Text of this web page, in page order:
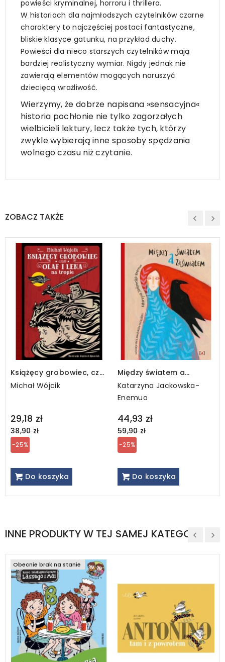
powieści kryminalnej, horroru i thrillera.
W historiach dla najmłodszych czytelników czarne
charaktery to najczęściej postaci fantastyczne,
bliskie klasyce gatunku, na przykład duchy.
Powieści dla nieco starszych czytelników mają
bardziej realistyczny wymiar. Nigdy jednak nie
zawierają elementów mogących naruszyć
dziecięcą wrażliwość.
Wierzymy, że dobrze napisana »sensacyjna«
historia pochłonie nie tylko zagorzałych
wielbicieli lektury, lecz także tych, którzy
zwykle wybierają inne sposoby spędzania
wolnego czasu niż czytanie.
ZOBACZ TAKŻE
Książęcy grobowiec, czyli
Olaf i Lena na tropie
Michał Wójcik
29,18 zł
Regular
price
38,90 zł
-25%
Do koszyka
Między światem a
zaświatem
Katarzyna Jackowska-
Enemuo
44,93 zł
Regular
price
59,90 zł
-25%
Do koszyka
INNE PRODUKTY W TEJ SAMEJ KATEGORII
Obecnie brak na stanie